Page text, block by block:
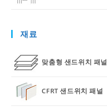
재료
맞춤형 샌드위치 패널
CFRT 샌드위치 패널